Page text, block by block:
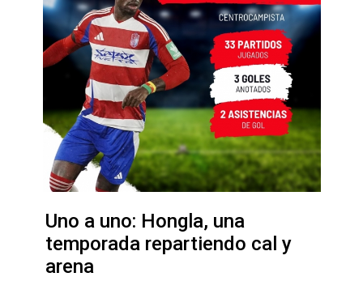
Uno a uno: Hongla, una
temporada repartiendo cal y
arena